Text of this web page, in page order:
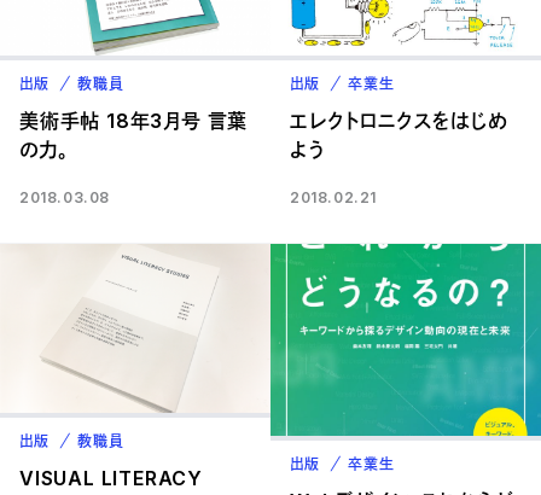
出版 教職員
美術手帖 18年3月号 言葉
の力。
2018.03.08
出版 卒業生
エレクトロニクスをはじめ
よう
2018.02.21
出版 教職員
VISUAL LITERACY
出版 卒業生